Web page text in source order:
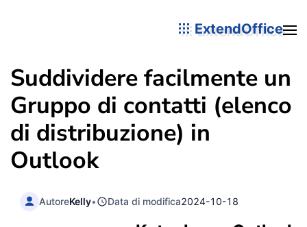
ExtendOffice
Suddividere facilmente un
Gruppo di contatti (elenco
di distribuzione) in
Outlook
AutoreKelly• Data di modifica2024-10-18